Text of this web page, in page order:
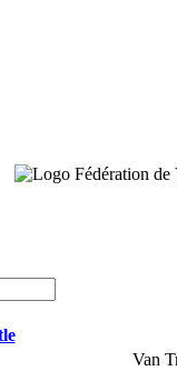
Van